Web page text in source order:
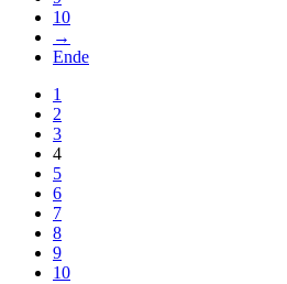
10
→
Ende
1
2
3
4
5
6
7
8
9
10